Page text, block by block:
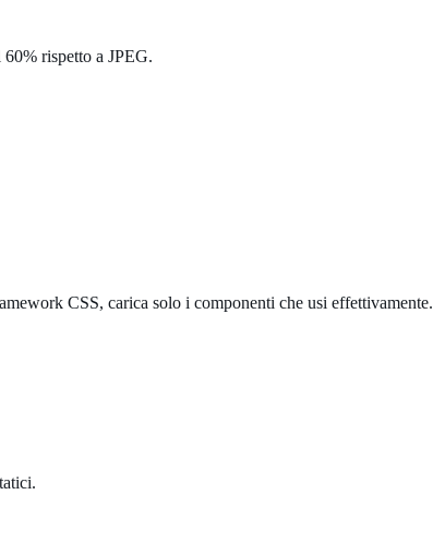
rispetto a JPEG.
CSS, carica solo i componenti che usi effettivamente.